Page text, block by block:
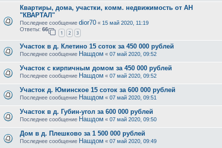
Квартиры, дома, участки, комм. недвижимость от АН
"КВАРТАЛ"
Последнее сообщение dior70 « 15 май 2020, 11:19
Ответы: 66
1 2 3
Участок в д. Клетино 15 соток за 450 000 рублей
Последнее сообщение Нашдом « 07 май 2020, 09:52
Участок с кирпичным домом за 450 000 рублей
Последнее сообщение Нашдом « 07 май 2020, 09:52
Участок д. Юминское 15 соток за 600 000 рублей
Последнее сообщение Нашдом « 07 май 2020, 09:51
Участок в д. Губин-угол за 600 000 рублей
Последнее сообщение Нашдом « 07 май 2020, 09:50
Дом в д. Плешково за 1 500 000 рублей
Последнее сообщение Нашдом « 07 май 2020, 09:49